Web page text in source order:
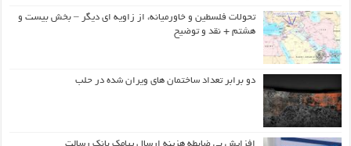
تحولات فلسطین و خاورمیانه، از زاویه ای دیگر – بخش بیست و
هشتم + نقد و توضیح
دو برابر تعداد ساختمان های ویران شده در حلب